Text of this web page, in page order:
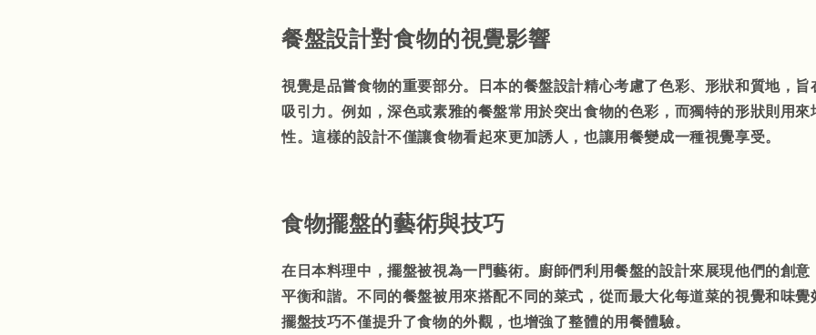
餐盤設計對食物的視覺影響
視覺是品嘗食物的重要部分。日本的餐盤設計精心考慮了色彩、形狀和質地，
吸引力。例如，深色或素雅的餐盤常用於突出食物的色彩，而獨特的形狀則用來
性。這樣的設計不僅讓食物看起來更加誘人，也讓用餐變成一種視覺享受。
食物擺盤的藝術與技巧
在日本料理中，擺盤被視為一門藝術。廚師們利用餐盤的設計來展現他們的創
平衡和諧。不同的餐盤被用來搭配不同的菜式，從而最大化每道菜的視覺和味
擺盤技巧不僅提升了食物的外觀，也增強了整體的用餐體驗。